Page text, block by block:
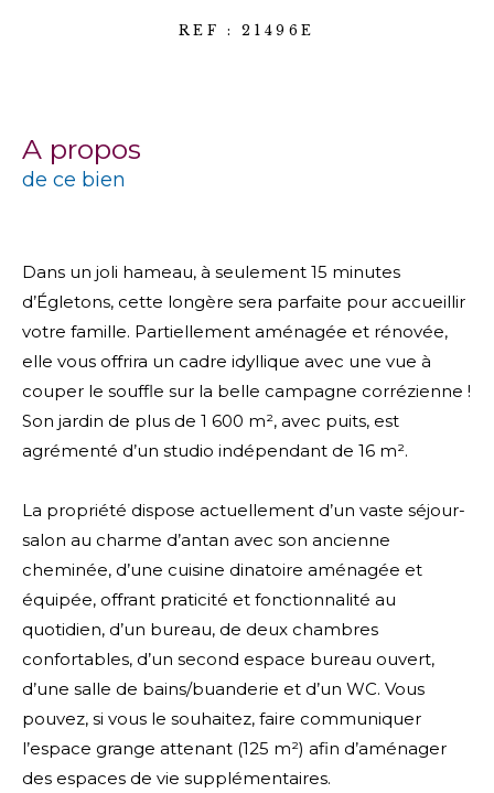
REF : 21496E
a propos
de ce bien
Dans un joli hameau, à seulement 15 minutes
d’Égletons, cette longère sera parfaite pour accueillir
votre famille. Partiellement aménagée et rénovée,
elle vous offrira un cadre idyllique avec une vue à
couper le souffle sur la belle campagne corrézienne !
Son jardin de plus de 1 600 m², avec puits, est
agrémenté d’un studio indépendant de 16 m².
La propriété dispose actuellement d’un vaste séjour-
salon au charme d’antan avec son ancienne
cheminée, d’une cuisine dinatoire aménagée et
équipée, offrant praticité et fonctionnalité au
quotidien, d’un bureau, de deux chambres
confortables, d’un second espace bureau ouvert,
d’une salle de bains/buanderie et d’un WC. Vous
pouvez, si vous le souhaitez, faire communiquer
l’espace grange attenant (125 m²) afin d’aménager
des espaces de vie supplémentaires.